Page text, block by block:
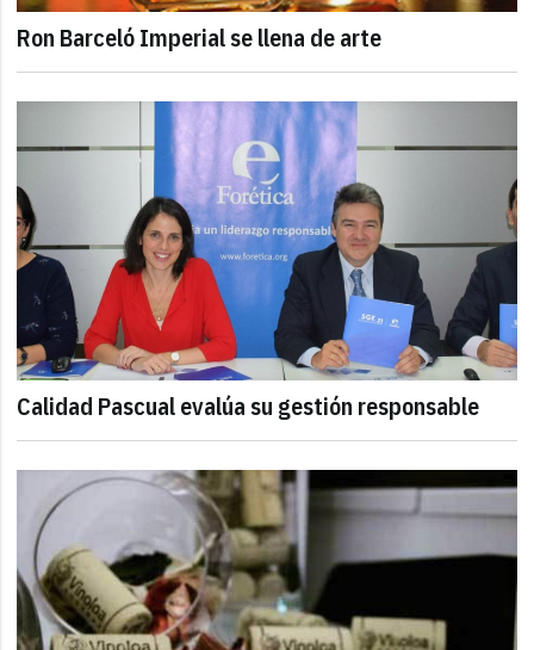
Ron Barceló Imperial se llena de arte
Calidad Pascual evalúa su gestión responsable